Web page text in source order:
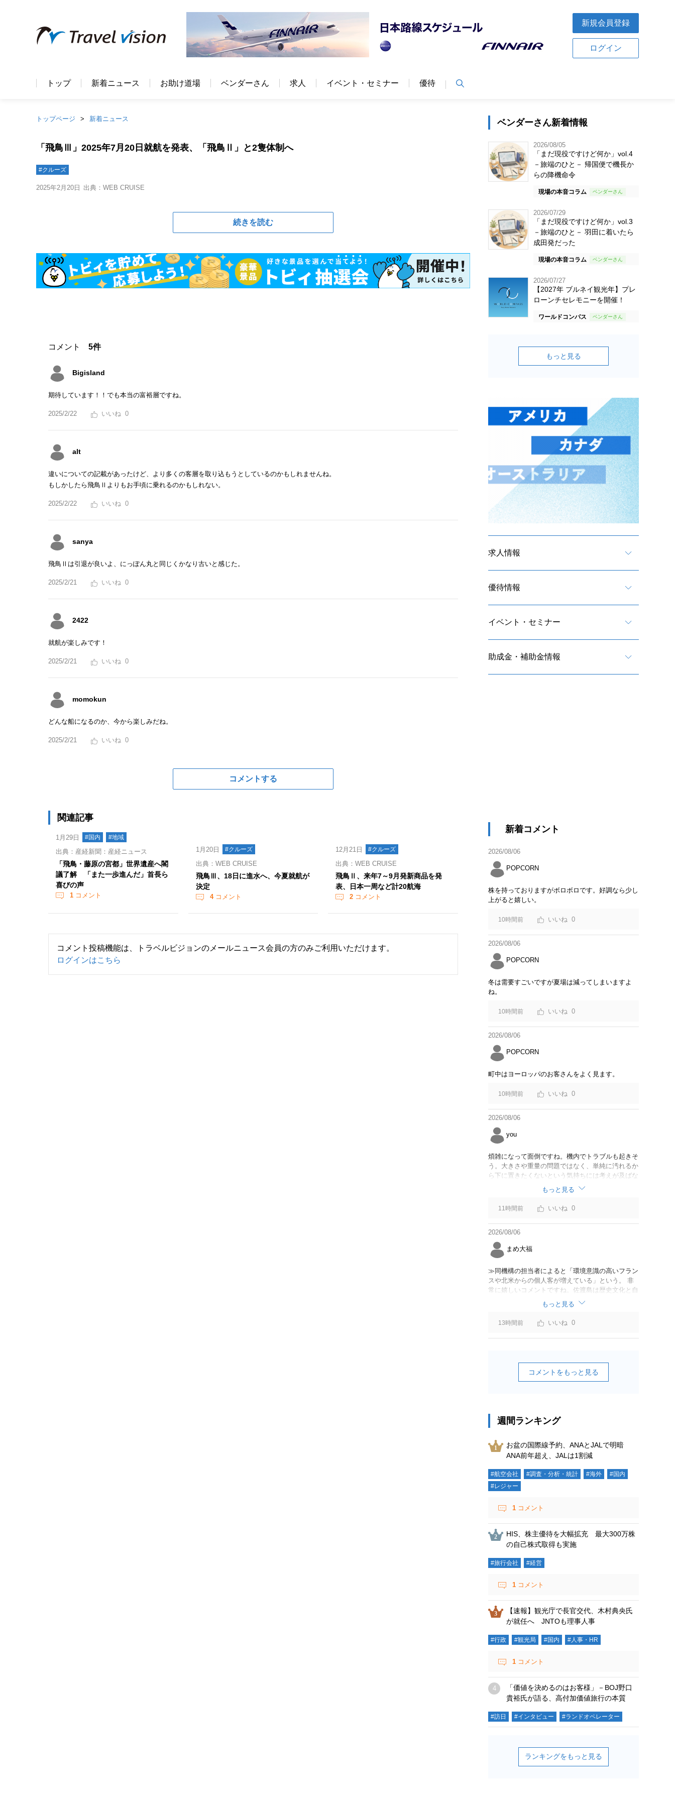
新規会員登録
ログイン
トップ 新着ニュース お助け道場 ベンダーさん 求人 イベント・セミナー 優待
トップページ 新着ニュース
「飛鳥Ⅲ」2025年7月20日就航を発表、「飛鳥Ⅱ」と2隻体制へ
#クルーズ
2025年2月20日 出典：WEB CRUISE
続きを読む
コメント 5件
Bigisland
期待しています！！でも本当の富裕層ですね。
2025/2/22 0
alt
違いについての記載があったけど、より多くの客層を取り込もうとしているのかもしれませんね。
もしかしたら飛鳥Ⅱよりもお手頃に乗れるのかもしれない。
2025/2/22 0
sanya
飛鳥Ⅱは引退が良いよ、にっぽん丸と同じくかなり古いと感じた。
2025/2/21 0
2422
就航が楽しみです！
2025/2/21 0
momokun
どんな船になるのか、今から楽しみだね。
2025/2/21 0
コメントする
関連記事
1月29日 #国内 #地域
出典：産経新聞：産経ニュース
「飛鳥・藤原の宮都」世界遺産へ閣
議了解 「また一歩進んだ」首長ら
喜びの声
1 コメント
1月20日 #クルーズ
出典：WEB CRUISE
飛鳥Ⅲ、18日に進水へ、今夏就航が
決定
4コメント
12月21日 #クルーズ
出典：WEB CRUISE
飛鳥Ⅱ、来年7～9月発新商品を発
表、日本一周など計20航海
2 コメント
コメント投稿機能は、トラベルビジョンのメールニュース会員の方のみご利用いただけます。
ログインはこちら
ベンダーさん新着情報
2026/08/05
「まだ現役ですけど何か」vol.4
－旅端のひと－ 帰国便で機長か
らの降機命令
現場の本音コラム
2026/07/29
「まだ現役ですけど何か」vol.3
－旅端のひと－ 羽田に着いたら
成田発だった
現場の本音コラム
2026/07/27
【2027年 ブルネイ観光年】プレ
ローンチセレモニーを開催！
ワールドコンパス
もっと見る
求人情報
優待情報
イベント・セミナー
助成金・補助金情報
新着コメント
2026/08/06
POPCORN
株を持っておりますがボロボロです。好調なら少し
上がると嬉しい。
10時間前 0
2026/08/06
POPCORN
冬は需要すごいですが夏場は減ってしまいますよ
ね。
10時間前 0
2026/08/06
POPCORN
町中はヨーロッパのお客さんをよく見ます。
10時間前 0
2026/08/06
you
煩雑になって面倒ですね。機内でトラブルも起きそ
う。大きさや重量の問題ではなく、単純に汚れるか
ら下に置きたくないという気持ちには考えが及ばな
かったのでしょうかね。いっそ、荷物棚を撤去した
座席を作って、座席指定も荷物も含んだプランとす
べて無しで格安プランで分けてもらった方がシンプ
ルで分かりやすいかも。どんどん料金が細分化され
て面倒です。
もっと見る
11時間前 0
2026/08/06
まめ大福
≫同機構の担当者によると「環境意識の高いフラン
スや北米からの個人客が増えている」という。 非
常に嬉しいコメントですね。佐渡島は歴史文化と自
然が相まっての土地となっているので、個人的には
環境意識の低い人は来ないでほしいです。「金がと
れるんじゃないか」と勝手に穴掘ったりしそうな国
の人は来ないでほしいですね。
もっと見る
13時間前 0
コメントをもっと見る
週間ランキング
お盆の国際線予約、ANAとJALで明暗
ANA前年超え、JALは1割減
#航空会社 #調査・分析・統計 #海外
#国内
#レジャー
1 コメント
HIS、株主優待を大幅拡充 最大300万株
の自己株式取得も実施
#旅行会社 #経営
1 コメント
【速報】観光庁で長官交代、木村典央氏
が就任へ JNTOも理事人事
#行政 #観光局 #国内 #人事・HR
1 コメント
「価値を決めるのはお客様」－BOJ野口
貴裕氏が語る、高付加価値旅行の本質
#訪日 #インタビュー #ランドオペレーター